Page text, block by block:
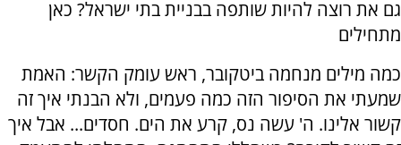
גם את רוצה להיות שותפה בבניית בתי ישראל? כאן
מתחילים
כמה מילים מנחמה ביטקובר, ראש עומק הקשר: האמת
שמעתי את הסיפור הזה כמה פעמים, ולא הבנתי איך זה
קשור אלינו. ה' עשה נס, קרע את הים. חסדים... אבל איך